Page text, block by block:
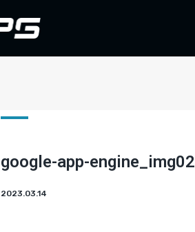
google-app-engine_img02
2023.03.14